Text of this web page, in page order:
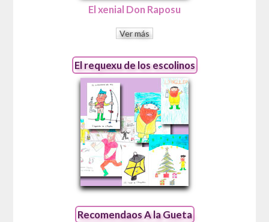
El xenial Don Raposu
Ver más
El requexu de los escolinos
Recomendaos A la Gueta